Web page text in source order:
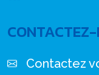
Contactez